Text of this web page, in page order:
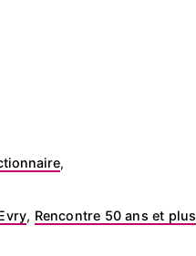
,
, Rencontre 50 ans et plus